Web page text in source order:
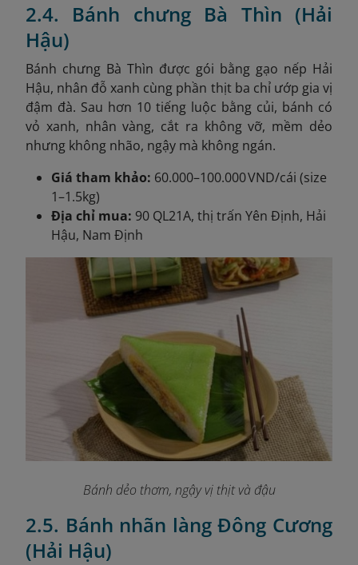
2.4. Bánh chưng Bà Thìn (Hải
Hậu)
Bánh chưng Bà Thìn được gói bằng gạo nếp Hải
Hậu, nhân đỗ xanh cùng phần thịt ba chỉ ướp gia vị
đậm đà. Sau hơn 10 tiếng luộc bằng củi, bánh có
vỏ xanh, nhân vàng, cắt ra không vỡ, mềm dẻo
nhưng không nhão, ngậy mà không ngán.
Giá tham khảo: 60.000–100.000 VND/cái (size
1–1.5kg)
Địa chỉ mua: 90 QL21A, thị trấn Yên Định, Hải
Hậu, Nam Định
Bánh dẻo thơm, ngậy vị thịt và đậu
2.5. Bánh nhãn làng Đông Cương
(Hải Hậu)